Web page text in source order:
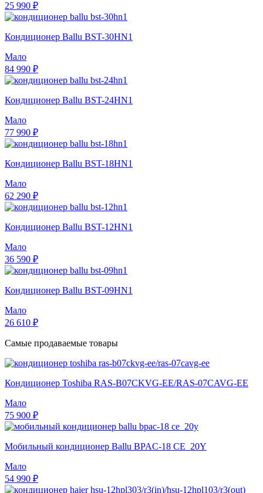
25 990 ₽
Кондиционер Ballu BST-30HN1
Мало
84 990 ₽
Кондиционер Ballu BST-24HN1
Мало
77 990 ₽
Кондиционер Ballu BST-18HN1
Мало
62 290 ₽
Кондиционер Ballu BST-12HN1
Мало
36 590 ₽
Кондиционер Ballu BST-09HN1
Мало
26 610 ₽
Самые продаваемые товары
Кондиционер Toshiba RAS-B07CKVG-EE/RAS-07CAVG-EE
Мало
75 900 ₽
Мобильный кондиционер Ballu BPAC-18 CE_20Y
Мало
54 990 ₽